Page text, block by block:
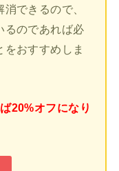
できるので、
るのであれば必
おすすめしま
20%オフになり